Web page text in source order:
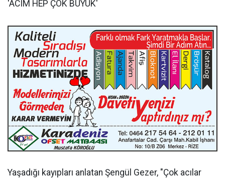
'ACIM HEP ÇOK BÜYÜK'
Yaşadığı kayıpları anlatan Şengül Gezer, "Çok acılar